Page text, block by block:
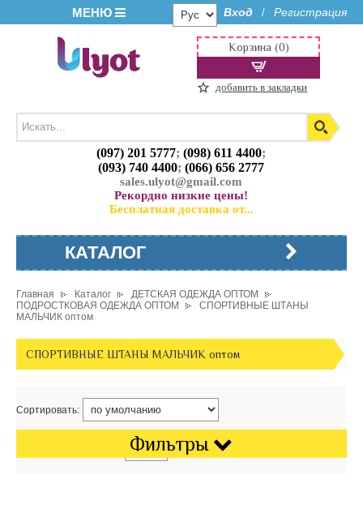
МЕНЮ Вход / Регистрация
(097) 201 5777;(098) 611 4400;
(093) 740 4400;(066) 656 2777
sales.ulyot@gmail.com
Рекордно низкие цены!
Бесплатная доставка от...
Корзина (0)
добавить в закладки
КАТАЛОГ
Главная Каталог
ДЕТСКАЯ ОДЕЖДА ОПТОМ
ПОДРОСТКОВАЯ ОДЕЖДА ОПТОМ
СПОРТИВНЫЕ ШТАНЫ
МАЛЬЧИК оптом
Фильтры
СПОРТИВНЫЕ ШТАНЫ МАЛЬЧИК оптом
Сортировать: